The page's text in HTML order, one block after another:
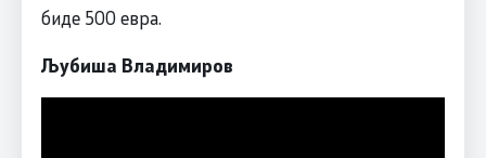
биде 500 евра.
Љубиша Владимиров